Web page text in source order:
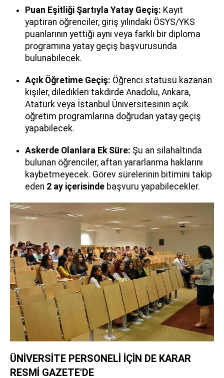
Puan Eşitliği Şartıyla Yatay Geçiş: Kayıt
yaptıran öğrenciler, giriş yılındaki ÖSYS/YKS
puanlarının yettiği aynı veya farklı bir diploma
programına yatay geçiş başvurusunda
bulunabilecek.
Açık Öğretime Geçiş: Öğrenci statüsü kazanan
kişiler, diledikleri takdirde Anadolu, Ankara,
Atatürk veya İstanbul Üniversitesinin açık
öğretim programlarına doğrudan yatay geçiş
yapabilecek.
Askerde Olanlara Ek Süre: Şu an silahaltında
bulunan öğrenciler, aftan yararlanma haklarını
kaybetmeyecek. Görev sürelerinin bitimini takip
eden 2 ay içerisinde başvuru yapabilecekler.
ÜNİVERSİTE PERSONELİ İÇİN DE KARAR
RESMİ GAZETE'DE